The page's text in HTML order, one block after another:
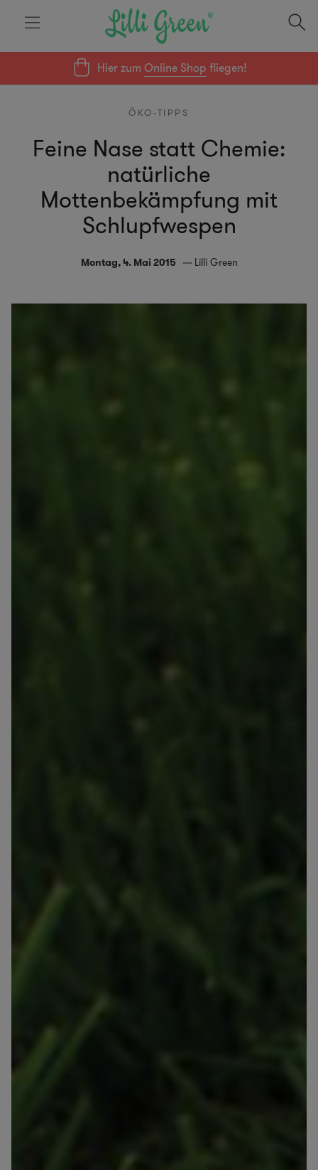
Hier zumOnline Shop fliegen!
ÖKO-TIPPS
Feine Nase statt Chemie:
natürliche
Mottenbekämpfung mit
Schlupfwespen
Montag, 4. Mai 2015 Lilli Green